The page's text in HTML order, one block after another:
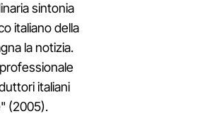
sintonia
italiano della
la notizia.
italiani
(2005).